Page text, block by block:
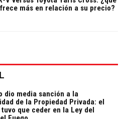
más en relación a su precio?
dio media sanción a la
de la Propiedad Privada: el
tuvo que ceder en la Ley del